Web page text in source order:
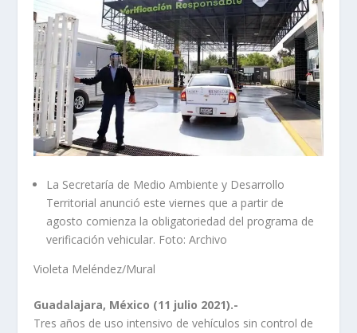
La Secretaría de Medio Ambiente y Desarrollo
Territorial anunció este viernes que a partir de
agosto comienza la obligatoriedad del programa de
verificación vehicular. Foto: Archivo
Violeta Meléndez/Mural
Guadalajara, México (11 julio 2021).-
Tres años de uso intensivo de vehículos sin control de